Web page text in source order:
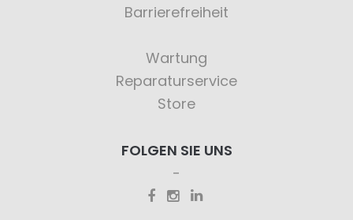
Barrierefreiheit
Wartung
Reparaturservice
Store
FOLGEN SIE UNS